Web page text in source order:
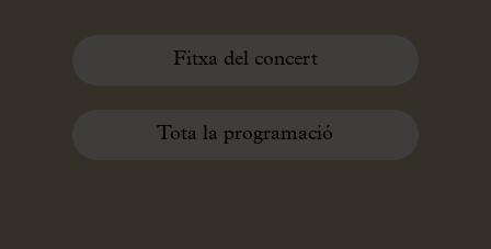
Fitxa del concert
Tota la programació